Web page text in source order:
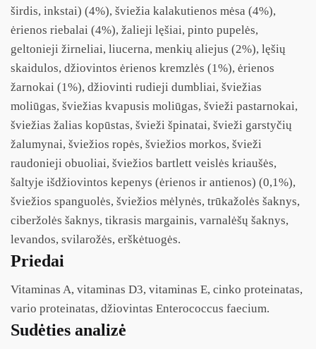
širdis, inkstai) (4%), šviežia kalakutienos mėsa (4%),
ėrienos riebalai (4%), žalieji lęšiai, pinto pupelės,
geltonieji žirneliai, liucerna, menkių aliejus (2%), lęšių
skaidulos, džiovintos ėrienos kremzlės (1%), ėrienos
žarnokai (1%), džiovinti rudieji dumbliai, šviežias
moliūgas, šviežias kvapusis moliūgas, švieži pastarnokai,
šviežias žalias kopūstas, švieži špinatai, švieži garstyčių
žalumynai, šviežios ropės, šviežios morkos, švieži
raudonieji obuoliai, šviežios bartlett veislės kriaušės,
šaltyje išdžiovintos kepenys (ėrienos ir antienos) (0,1%),
šviežios spanguolės, šviežios mėlynės, trūkažolės šaknys,
ciberžolės šaknys, tikrasis margainis, varnalėšų šaknys,
levandos, svilarožės, erškėtuogės.
Priedai
Vitaminas A, vitaminas D3, vitaminas E, cinko proteinatas,
vario proteinatas, džiovintas Enterococcus faecium.
Sudėties analizė